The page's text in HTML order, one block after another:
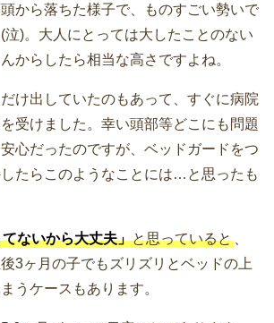
から落ちた様子で、ものすごい勢いで
)。大人にとっては大したことのない
からしたら相当な高さですよね。
け出していたのもあって、すぐに病院
受けました。幸い頭部等どこにも問題
心だったのですが、ベッドガードをつ
たらこのようなことには…と思ったも
ないから大丈夫」と思っていると
3ヶ月の子でもズリズリとベッドの上
うケースもあります。